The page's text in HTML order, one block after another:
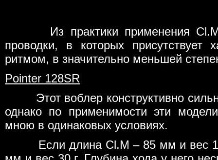
Из практики применения Cl.M
проводки, в которых
ритмом, в значительно меньшей
Pointer 128SR
Этот воблер конструктивно
однако по применимости эти
мною в одинаковых условиях.
Если длина Cl.M – 85 мм и вес 11